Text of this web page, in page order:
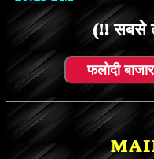
(!! सबसे
फलोदी